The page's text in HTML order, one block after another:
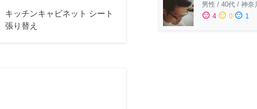
キッチンキャビネット シート
張り替え
男性 / 40代 / 神奈
sentiment_satisfied 4 sentiment_neutral 0 sentiment_dissatisfied 1